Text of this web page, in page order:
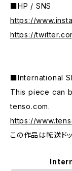
■HP / SNS
https://
https://
■International
This piece can
tenso.com.
https://
この作品は転送ド